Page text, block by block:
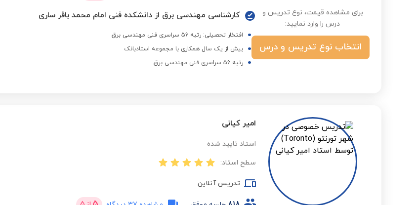
برای مشاهده قیمت، نوع تدریس و
درس را وارد نمایید:
انتخاب نوع تدریس و درس
کارشناسی مهندسی برق از دانشکده فنی امام محمد باقر ساری
افتخار تحصیلی: رتبه 56 سراسری فنی مهندسی برق
بیش از یک سال همکاری با مجموعه استادبانک
رتبه 56 سراسری فنی مهندسی برق
امیر کیانی
استاد تایید شده
سطح استاد:
تدریس آنلاین